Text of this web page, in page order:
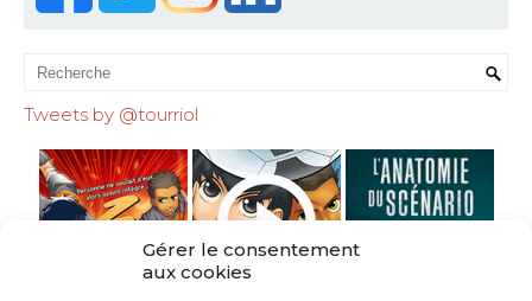
Gérer le consentement
aux cookies
Tweets by @tourriol